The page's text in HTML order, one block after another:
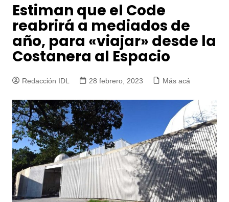
Estiman que el Code
reabrirá a mediados de
año, para «viajar» desde la
Costanera al Espacio
Redacción IDL 28 febrero, 2023 Más acá